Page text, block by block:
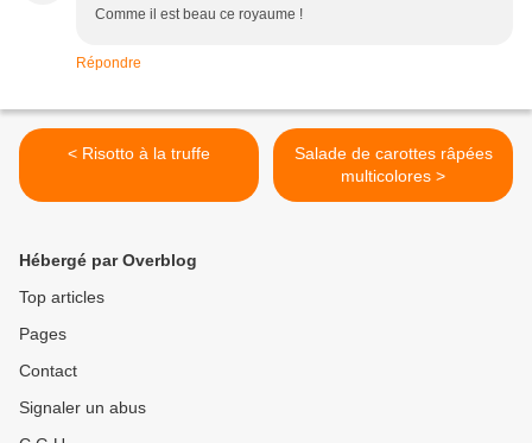
Comme il est beau ce royaume !
Répondre
< Risotto à la truffe
Salade de carottes râpées
multicolores >
Hébergé par Overblog
Top articles
Pages
Contact
Signaler un abus